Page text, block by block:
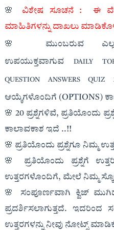
🌸 ವಿಶೇಷ ಸೂಚನೆ :
ಈ
ಮಾಹಿತಿಗಳನ್ನು ದಾಖಲು
🌸 ಮುಂಬರುವ
ಉಪಯುಕ್ತವಾಗುವDAILY
QUESTION ANSWERS
ಆಯ್ಕೆಗಳೊಂದಿಗೆ (OPTIONS)
🌸 20 ಪ್ರಶ್ನೆಗಳಿವೆ, ಪ್ರತಿಯೊಂದು
ಕಾಲಾವಕಾಶ ಇದೆ ..!!
🌸 ಪ್ರತಿಯೊಂದು ಪ್ರಶ್ನೆಗೂ ನಿಮ್ಮ
🌸 ಪ್ರತಿಯೊಂದು ಪ್ರಶ್ನೆಗೆ
ಉತ್ತರಗಳೊಂದಿಗೆ, ಮೇಲೆ ನಿಮ್ಮ
🌸 ಸಂಪೂರ್ಣವಾಗಿ ಕ್ವಿಜ್ ಮುಗಿದ
ಪ್ರದರ್ಶಿಸಲಾಗುತ್ತದೆ. ಇದರಿಂದ
ಉತ್ತರಗಳನ್ನು ನೀವು ನೋಟ್ಸ್